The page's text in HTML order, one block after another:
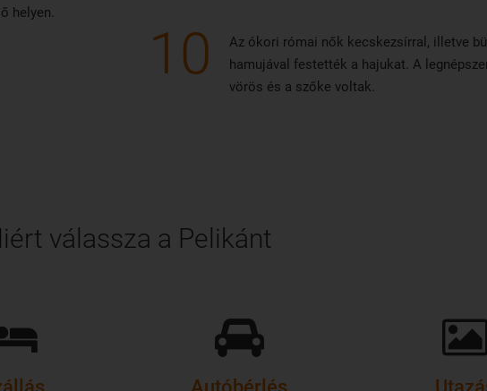
helyen.
10
Az ókori római nők kecskezsírral, illetve
hamujával festették a hajukat. A
vörös és a szőke voltak.
válassza a Pelikánt